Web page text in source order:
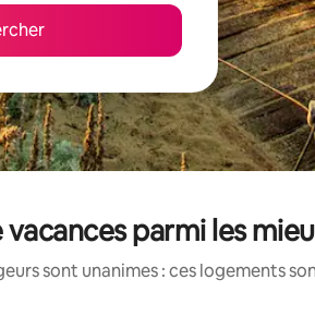
parmi les
sont unanimes : ces logements